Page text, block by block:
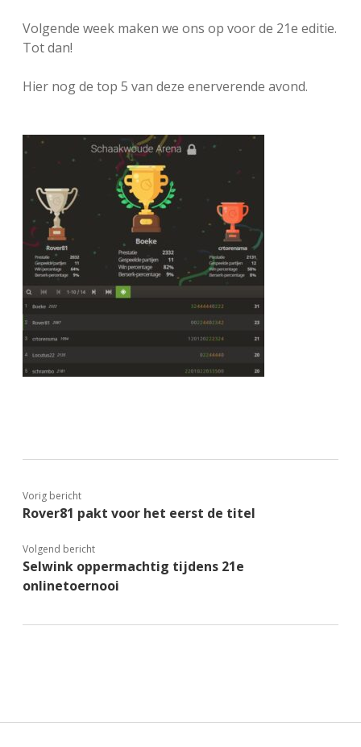
Volgende week maken we ons op voor de 21e editie.
Tot dan!
Hier nog de top 5 van deze enerverende avond.
Vorig bericht
Rover81 pakt voor het eerst de titel
Volgend bericht
Selwink oppermachtig tijdens 21e
onlinetoernooi